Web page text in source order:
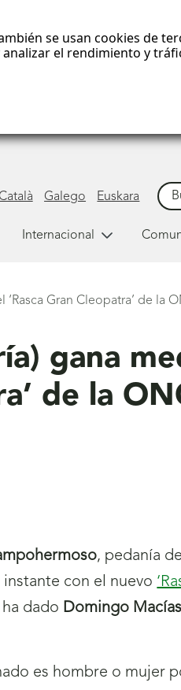
se usan cookies de
el rendimiento y
Català Galego Euskara
Internacional
Gran Cleopatra’ de la
gana
de la
, pedanía de
con el nuevo
dado Domingo Macías
es hombre o mujer